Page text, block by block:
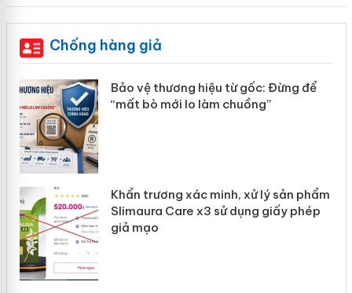
Chống hàng giả
Bảo vệ thương hiệu từ gốc: Đừng để
“mất bò mới lo làm chuồng”
Khẩn trương xác minh, xử lý sản phẩm
Slimaura Care x3 sử dụng giấy phép
giả mạo